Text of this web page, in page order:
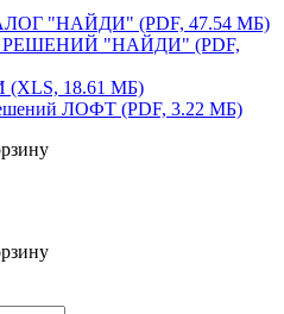
"НАЙДИ" (PDF, 47.54 МБ)
"НАЙДИ" (PDF,
18.61 МБ)
ЛОФТ (PDF, 3.22 МБ)